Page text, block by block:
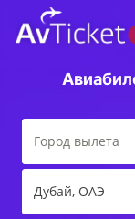
Дубай, ОАЭ